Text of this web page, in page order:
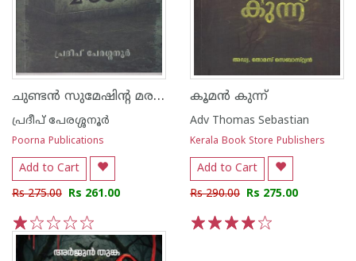
ചുണ്ടൻ സുമേഷിന്റ മരണം
പ്രദീപ് പേരശ്ശനൂര്‍
Poorna Publications
Add to Cart
Rs 275.00 Rs 261.00
5
4
3
2
1
കൂമൻ കുന്ന്
Adv Thomas Sebastian
Kerala Book Store Publishers
Add to Cart
Rs 290.00 Rs 275.00